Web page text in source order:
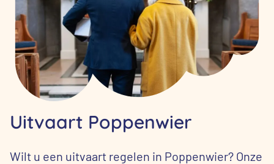
Uitvaart Poppenwier
Wilt u een uitvaart regelen in Poppenwier? Onze